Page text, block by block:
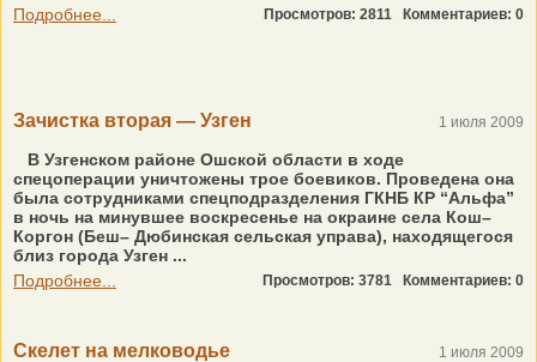
Подробнее...
Просмотров: 2811 Комментариев: 0
Зачистка вторая — Узген 1 июля 2009
В Узгенском районе Ошской области в ходе
спецоперации уничтожены трое боевиков. Проведена она
была сотрудниками спецподразделения ГКНБ КР “Альфа”
в ночь на минувшее воскресенье на окраине села Кош–
Коргон (Беш– Дюбинская сельская управа), находящегося
близ города Узген ...
Подробнее...
Просмотров: 3781 Комментариев: 0
Скелет на мелководье 1 июля 2009